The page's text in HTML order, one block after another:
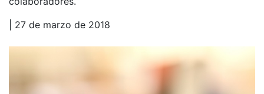
| 27 de marzo de 2018